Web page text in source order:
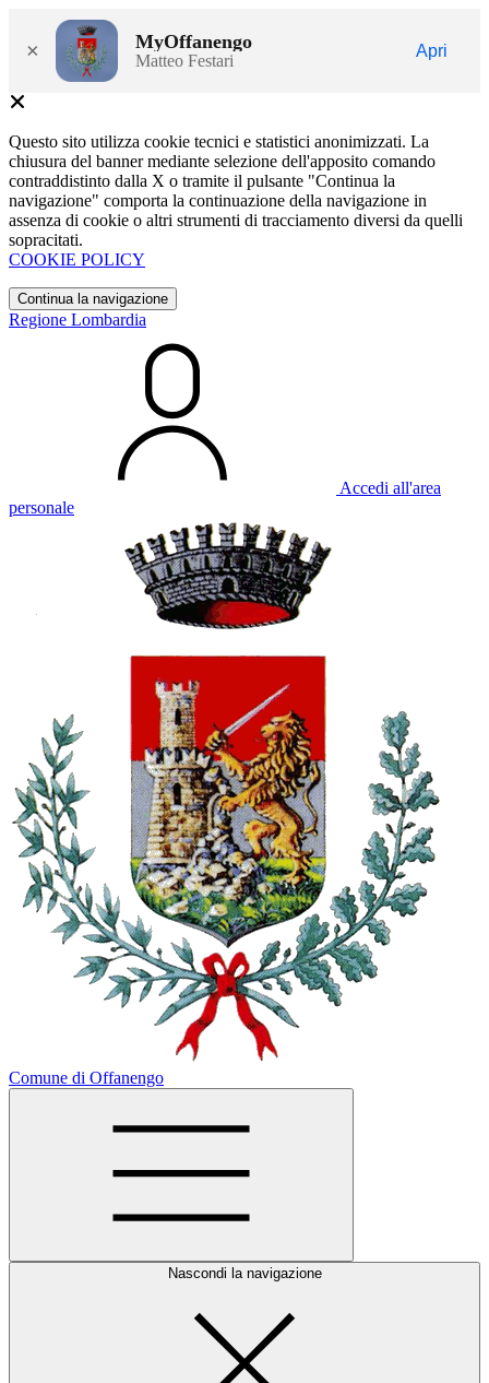
× MyOffanengo
Matteo Festari
Apri
Questo sito utilizza cookie tecnici e statistici anonimizzati. La
chiusura del banner mediante selezione dell'apposito comando
contraddistinto dalla X o tramite il pulsante "Continua la
navigazione" comporta la continuazione della navigazione in
assenza di cookie o altri strumenti di tracciamento diversi da quelli
sopracitati.
COOKIE POLICY
Continua la navigazione
Regione Lombardia
Accedi all'area
personale
Comune di Offanengo
Nascondi la navigazione